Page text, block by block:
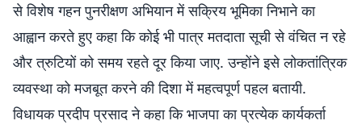
से विशेष गहन पुनरीक्षण अभियान में सक्रिय भूमिका निभाने का
आह्वान करते हुए कहा कि कोई भी पात्र मतदाता सूची से वंचित न रहे
और त्रुटियों को समय रहते दूर किया जाए. उन्होंने इसे लोकतांत्रिक
व्यवस्था को मजबूत करने की दिशा में महत्वपूर्ण पहल बतायी.
विधायक प्रदीप प्रसाद ने कहा कि भाजपा का प्रत्येक कार्यकर्ता